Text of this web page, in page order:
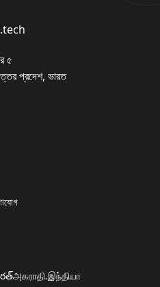
৫
প্রদেশ, ভারত
அகராதி.இந்தியா